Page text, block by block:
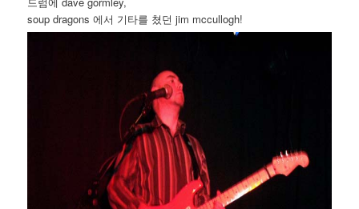
soup dragons 에서 기타를 쳤던 jim mccullogh!